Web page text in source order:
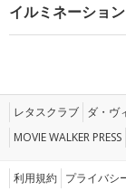
イルミネーション
レタスクラブ ダ・ヴ
MOVIE WALKER PRESS
利用規約 プライバシ